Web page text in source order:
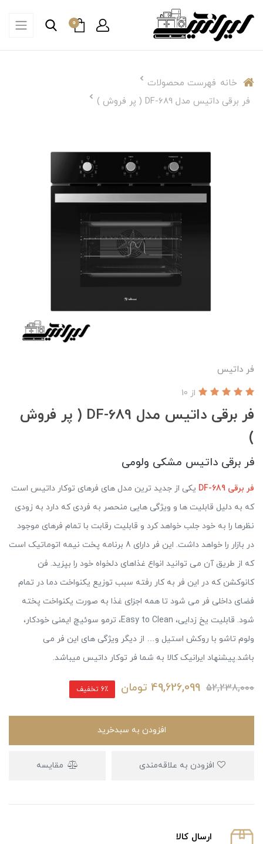
0
خانه فهرست محصولات
فر برقی داتیس مدل DF-689 ( پر فروش )
فر داتيس
فر برقی داتیس مدل DF-689 ( پر فروش
)
از 10
فر برقی داتیس مشکی ولومی
فر برقی DF-689
یکی از جدید ترین مدل های فرهای توکار داتیس است
که به دلیل قابلیت ها و ویژگی هایی منحصر به فردی که دارد به زودی
نظرها را به خود جلب خواهد کرد و قابلیت رقابت با تمام فرهای موجود
در بازار را خواهد داشت. این فر دارای 8 برنامه پخت نیمه اتوماتیک است
که از طریق آن می توانید انواع غذاهای دلخواه خود را بپزید. فن
کانوکشن که در این فر به کار رفته سبب توزیع یکنواخت دما در تمام
فضای داخلی فر می شود تا همه اجزای غذا به صورت یکنواخت پخته
شود. قابلیت یخ زدایی، Easy to Clean، ترمو سوئیچ ایمنی خودکار،
ولوم تاشو با روکش استیل و… از دیگر ویژگی های این فر می
باشد.پیشنهاد ایرانیک کالا به شما فر توکار داتیس میباشد.
52,238,000
49,626,099 تومان 6٪ تخفیف
افزودن به سبدخرید
مقایسه
ارسال كالا